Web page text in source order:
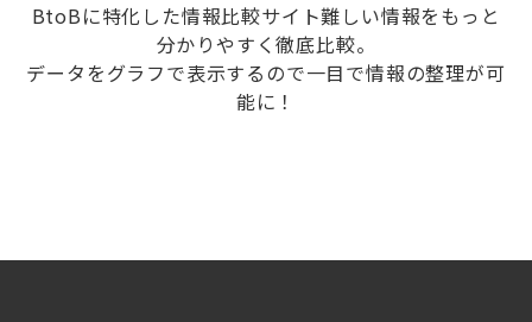
BtoBに特化した情報比較サイト難しい情報をもっと
分かりやすく徹底比較。
データをグラフで表示するので一目で情報の整理が可
能に！